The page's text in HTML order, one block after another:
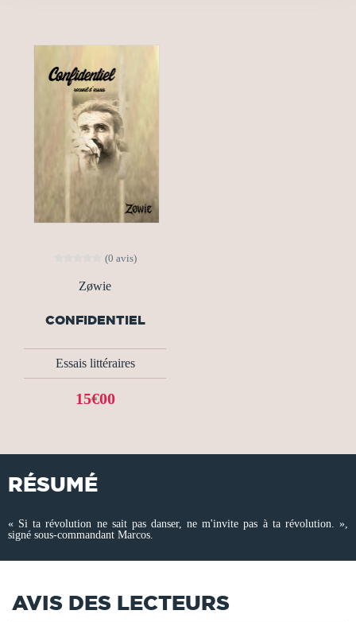
(0 avis)
Zøwie
CONFIDENTIEL
Essais littéraires
15€00
RÉSUMÉ
« Si ta révolution ne sait pas danser, ne m'invite pas à ta révolution. »,
signé sous-commandant Marcos.
AVIS DES LECTEURS